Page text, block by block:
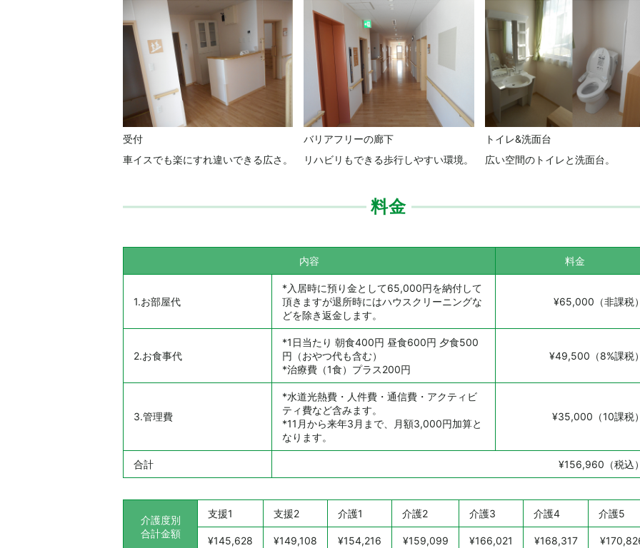
受付
車イスでも楽にすれ違いできる広さ。
バリアフリーの廊下
リハビリもできる歩行しやすい環境。
トイレ&洗面台
広い空間のトイレと洗面台。
料金
内容 料金
1.お部屋代
*入居時に預り金として65,000円を納付して
頂きますが退所時にはハウスクリーニングな
どを除き返金します。
¥65,000（非課税
2.お食事代
*1日当たり 朝食400円 昼食600円 夕食500
円（おやつ代も含む）
*治療費（1食）プラス200円
¥49,500（8%課税
3.管理費
*水道光熱費・人件費・通信費・アクティビ
ティ費など含みます。
*11月から来年3月まで、月額3,000円加算と
なります。
¥35,000（10課税
合計 ¥156,960（税込
介護度別
合計金額
支援1 支援2 介護1 介護2 介護3 介護4 介護5
¥145,628 ¥149,108 ¥154,216 ¥159,099 ¥166,021 ¥168,317